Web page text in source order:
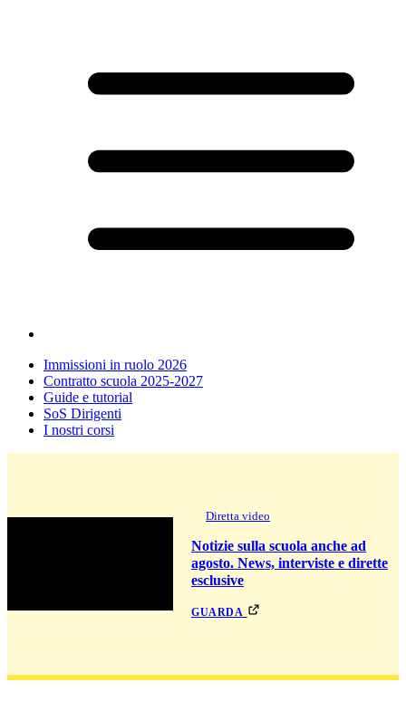
Immissioni in ruolo 2026
Contratto scuola 2025-2027
Guide e tutorial
SoS Dirigenti
I nostri corsi
Diretta video
Notizie sulla scuola anche ad
agosto. News, interviste e dirette
esclusive
guarda